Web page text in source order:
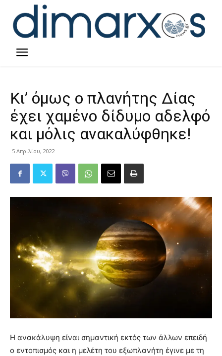
Κι’ όμως ο πλανήτης Δίας
έχει χαμένο δίδυμο αδελφό
και μόλις ανακαλύφθηκε!
5 Απριλίου, 2022
Η ανακάλυψη είναι σημαντική εκτός των άλλων επειδή
ο εντοπισμός και η μελέτη του εξωπλανήτη έγινε με τη